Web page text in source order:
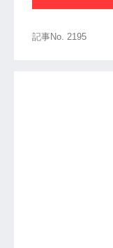
記事No. 2195